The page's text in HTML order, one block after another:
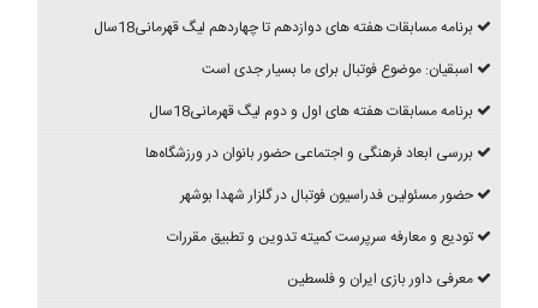
برنامه مسابقات هفته های دوازدهم تا چهاردهم ليگ قهرمانی18سال
اسبقیان: موضوع فوتبال برای ما بسیار جدی است
برنامه مسابقات هفته های اول و دوم ليگ قهرمانی18سال
بررسی ابعاد فرهنگی و اجتماعی حضور بانوان در ورزشگاه‌ها
حضور مسئولین فدراسیون فوتبال در گلزار شهدا بوشهر
تودیع و معارفه سرپرست کمیته تدوین و تطبیق مقررات
معرفی داور بازی ایران و فلسطین